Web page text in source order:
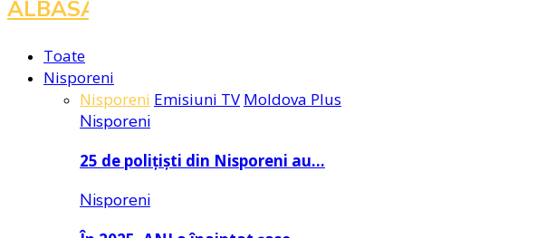
Toate
Nisporeni
Nisporeni Emisiuni TV Moldova Plus
Nisporeni
25 de polițiști din Nisporeni au…
Nisporeni